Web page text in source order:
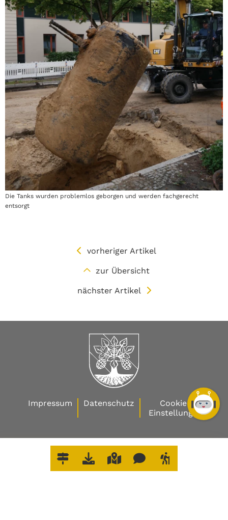
Die Tanks wurden problemlos geborgen und werden fachgerecht
entsorgt
vorheriger Artikel
zur Übersicht
nächster Artikel
Impressum Datenschutz
Cookie-
Einstellungen